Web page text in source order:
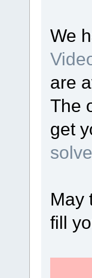
We
are
The
get
May
fill